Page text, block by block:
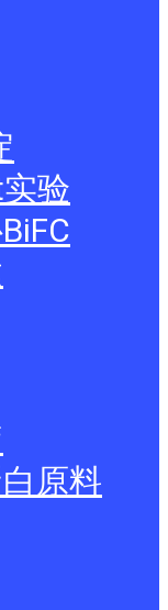
验
原料